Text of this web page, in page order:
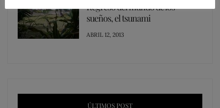
Regreso del mundo de los
sueños, el tsunami
POSTED
ABRIL 12, 2013
ÚLTIMOS POST